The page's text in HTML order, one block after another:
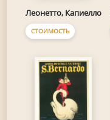
Леонетто, Капиелло
СТОИМОСТЬ